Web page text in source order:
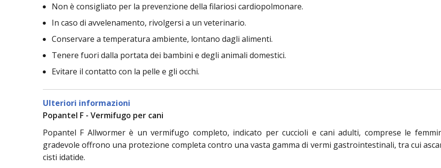
Non è consigliato per la prevenzione della filariosi cardiopolmonare.
In caso di avvelenamento, rivolgersi a un veterinario.
Conservare a temperatura ambiente, lontano dagli alimenti.
Tenere fuori dalla portata dei bambini e degli animali domestici.
Evitare il contatto con la pelle e gli occhi.
Ulteriori informazioni
Popantel F - Vermifugo per cani
Popantel F Allwormer è un vermifugo completo, indicato per cuccioli e cani adulti, comprese le
gradevole offrono una protezione completa contro una vasta gamma di vermi gastrointestinali, tra cui
cisti idatide.